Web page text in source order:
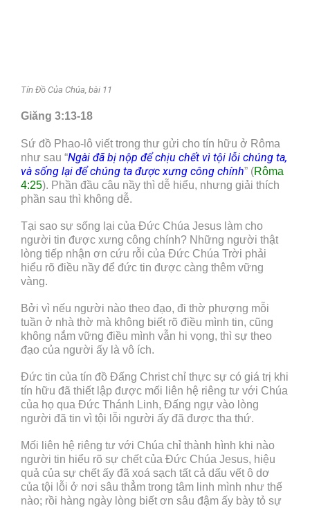
Tín Đồ Của Chúa, bài 11
Giăng 3:13-18
Sứ đồ Phao-lô viết trong thư gửi cho tín hữu ở Rôma
như sau “Ngài đã bị nộp để chịu chết vì tội lỗi chúng ta,
và sống lại để chúng ta được xưng công chính” (Rôma
4:25). Phần đầu câu nầy thì dễ hiểu, nhưng giải thích
phần sau thì không dễ.
Tại sao sự sống lại của Đức Chúa Jesus làm cho
người tin được xưng công chính? Những người thật
lòng tiếp nhận ơn cứu rỗi của Đức Chúa Trời phải
hiểu rõ điều nầy để đức tin được càng thêm vững
vàng.
Bởi vì nếu người nào theo đạo, đi thờ phượng mỗi
tuần ở nhà thờ mà không biết rõ điều mình tin, cũng
không nắm vững điều mình vẫn hi vọng, thì sự theo
đạo của người ấy là vô ích.
Đức tin của tín đồ Đấng Christ chỉ thực sự có giá trị khi
tín hữu đã thiết lập được mối liên hệ riêng tư với Chúa
của họ qua Đức Thánh Linh, Đấng ngự vào lòng
người đã tin vì tội lỗi người ấy đã được tha thứ.
Mối liên hệ riêng tư với Chúa chỉ thành hình khi nào
người tin hiểu rõ sự chết của Đức Chúa Jesus, hiệu
quả của sự chết ấy đã xoá sạch tất cả dấu vết ô dơ
của tội lỗi ở nơi sâu thẳm trong tâm linh mình như thế
nào; rồi hàng ngày lòng biết ơn sâu đậm ấy bày tỏ sự